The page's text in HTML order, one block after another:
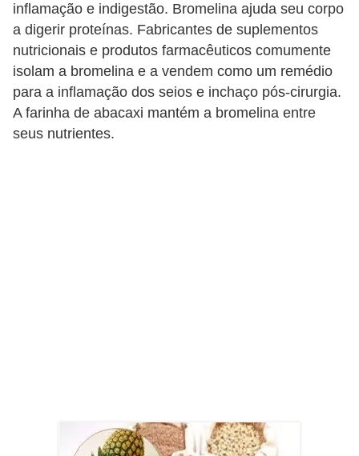
inflamação e indigestão. Bromelina ajuda seu corpo
a digerir proteínas. Fabricantes de suplementos
nutricionais e produtos farmacêuticos comumente
isolam a bromelina e a vendem como um remédio
para a inflamação dos seios e inchaço pós-cirurgia.
A farinha de abacaxi mantém a bromelina entre
seus nutrientes.